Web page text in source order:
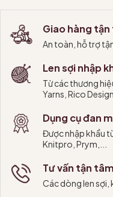
Giao hàng
An toàn, hỗ trợ
Len sợi nhập
Từ các thương
Yarns, Rico
Dụng cụ đan
Được nhập khẩu
Knitpro, Prym,...
Tư vấn tận tâm
Các dòng len sợi,